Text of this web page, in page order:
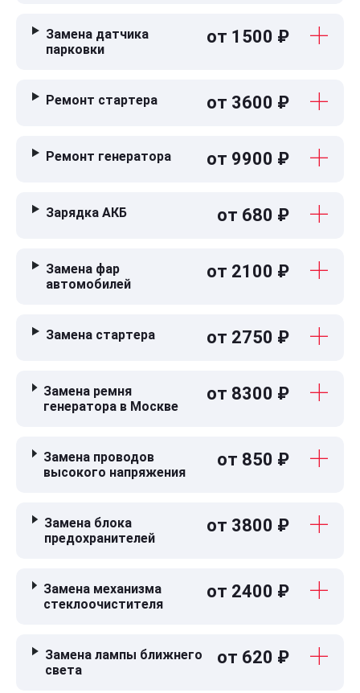
Замена датчика
парковки
от 1500 ₽
Ремонт стартера от 3600 ₽
Ремонт генератора от 9900 ₽
Зарядка АКБ от 680 ₽
Замена фар
автомобилей
от 2100 ₽
Замена стартера от 2750 ₽
Замена ремня
генератора в Москве
от 8300 ₽
Замена проводов
высокого напряжения
от 850 ₽
Замена блока
предохранителей
от 3800 ₽
Замена механизма
стеклоочистителя
от 2400 ₽
Замена лампы ближнего
света
от 620 ₽